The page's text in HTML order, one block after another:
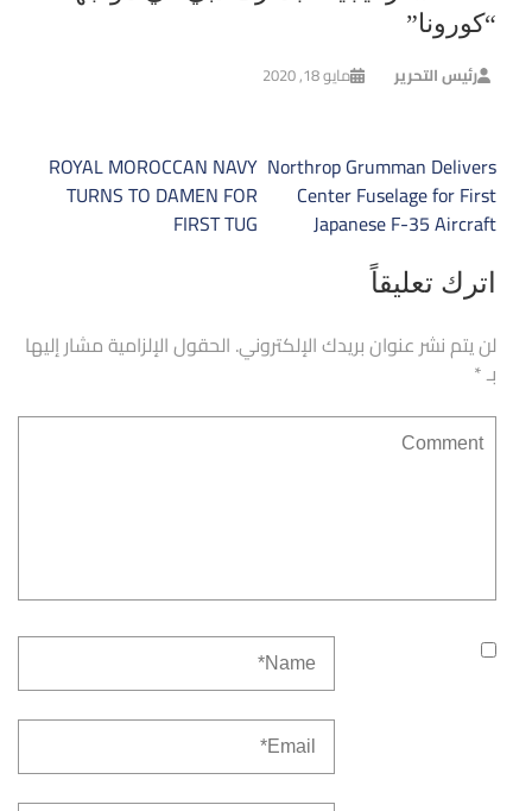
“كورونا”
رئيس التحرير مايو 18, 2020
تصفّح
المقالات
ROYAL MOROCCAN NAVY
TURNS TO DAMEN FOR
FIRST TUG
Northrop Grumman Delivers
Center Fuselage for First
Japanese F-35 Aircraft
اترك تعليقاً
لن يتم نشر عنوان بريدك الإلكتروني. الحقول الإلزامية مشار إليها
بـ*